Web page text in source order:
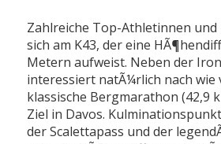
Zahlreiche Top-Athletinnen und
sich am K43, der eine
Metern aufweist. Neben der
interessiert natÃ¼rlich nach wie
klassische Bergmarathon (42,9
Ziel in Davos.
der Scalettapass und der